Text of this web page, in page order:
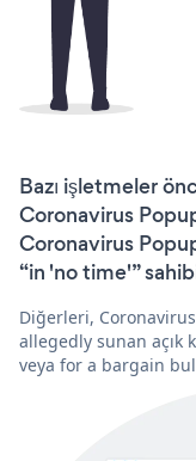
Bazı işletmeler
Coronavirus
Coronavirus
“in 'no time'”
Diğerleri,
allegedly sunan açık
veya for a bargain